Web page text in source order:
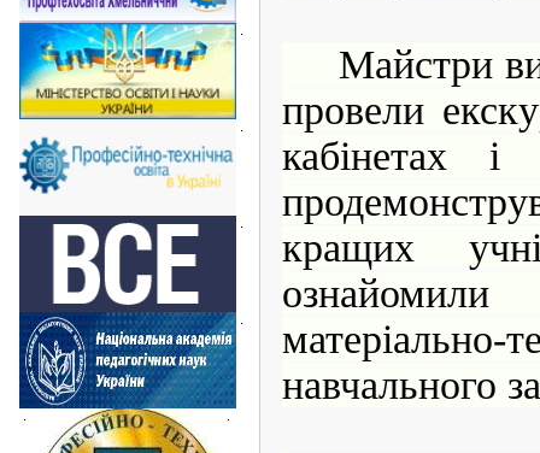
Майстри
провели
кабінетах і
кращих
навчального